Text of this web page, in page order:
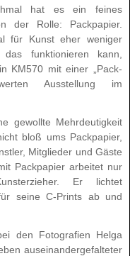
hat es ein feines
der Rolle: Packpapier.
für Kunst eher weniger
funktionieren kann,
KM570 mit einer „Pack-
Ausstellung im
gewollte Mehrdeutigkeit
bloß ums Packpapier,
Mitglieder und Gäste
Packpapier arbeitet nur
Er lichtet
seine C-Prints ab und
den Fotografien Helga
auseinandergefalteter